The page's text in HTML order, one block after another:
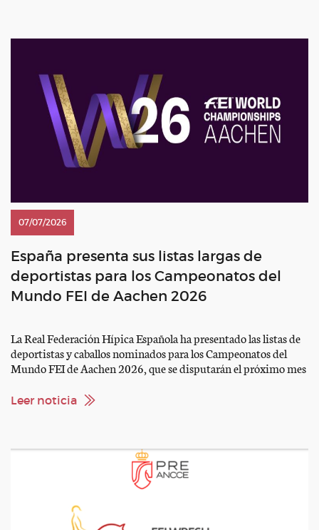
07/07/2026
España presenta sus listas largas de
deportistas para los Campeonatos del
Mundo FEI de Aachen 2026
La Real Federación Hípica Española ha presentado las listas de
deportistas y caballos nominados para los Campeonatos del
Mundo FEI de Aachen 2026, que se disputarán el próximo mes
Doma Clásica, Concurso Completo de Equitación (CCE),
Leer noticia